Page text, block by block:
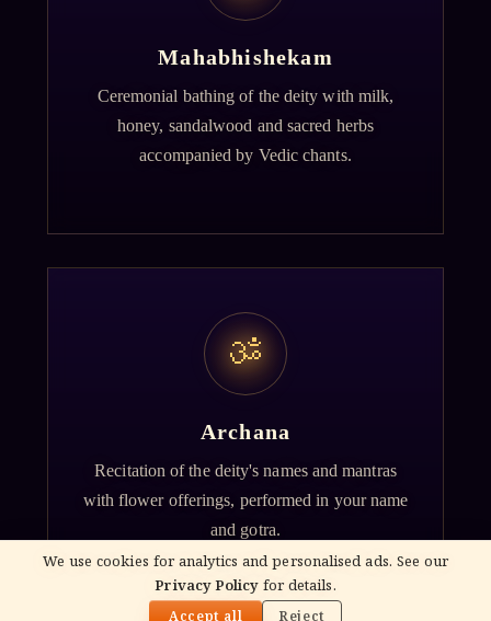
We use cookies for analytics and personalised ads. See our
Privacy Policyfor details.
Mahabhishekam
Ceremonial bathing of the deity with milk,
honey, sandalwood and sacred herbs
accompanied by Vedic chants.
ॐ
Archana
Recitation of the deity's names and mantras
with flower offerings, performed in your name
and gotra.